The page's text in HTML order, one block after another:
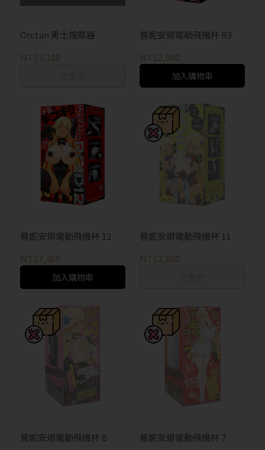
Orctan 男士按摩器
NT$7,100
普妮安娜電動飛機杯 R3
NT$2,000
加入購物車
普妮安娜電動飛機杯 12
NT$3,400
加入購物車
普妮安娜電動飛機杯 11
NT$2,880
普妮安娜電動飛機杯 8
普妮安娜電動飛機杯 7